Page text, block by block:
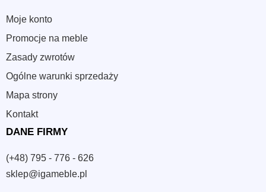
Moje konto
Promocje na meble
Zasady zwrotów
Ogólne warunki sprzedaży
Mapa strony
Kontakt
DANE FIRMY
(+48) 795 - 776 - 626
sklep@igameble.pl